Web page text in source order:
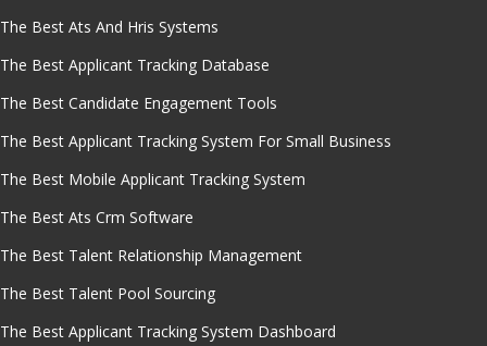
The Best Ats And Hris Systems
The Best Applicant Tracking Database
The Best Candidate Engagement Tools
The Best Applicant Tracking System For Small Business
The Best Mobile Applicant Tracking System
The Best Ats Crm Software
The Best Talent Relationship Management
The Best Talent Pool Sourcing
The Best Applicant Tracking System Dashboard